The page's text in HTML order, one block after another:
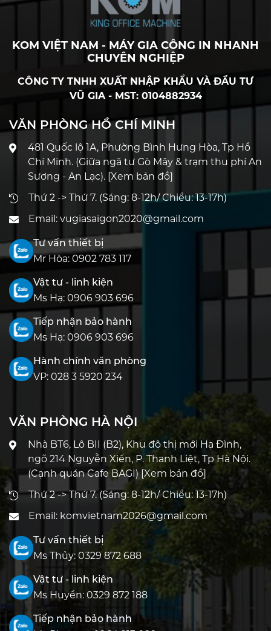
KOM VIỆT NAM - MÁY GIA CÔNG IN NHANH
CHUYÊN NGHIỆP
CÔNG TY TNHH XUẤT NHẬP KHẨU VÀ ĐẦU TƯ
VŨ GIA - MST: 0104882934
VĂN PHÒNG HỒ CHÍ MINH
481 Quốc lộ 1A, Phường Bình Hưng Hòa, Tp Hồ
Chí Minh. (Giữa ngã tư Gò Mây & trạm thu phí An
Sương - An Lạc). [Xem bản đồ]
Thứ 2 -> Thứ 7. (Sáng: 8-12h/ Chiều: 13-17h)
Email: vugiasaigon2020@gmail.com
Tư vấn thiết bị
Mr Hòa: 0902 783 117
Vật tư - linh kiện
Ms Hạ: 0906 903 696
Tiếp nhận bảo hành
Ms Hạ: 0906 903 696
Hành chính văn phòng
VP: 028 3 5920 234
VĂN PHÒNG HÀ NỘI
Nhà BT6, Lô BII (B2), Khu đô thị mới Hạ Đình,
ngõ 214 Nguyễn Xiển, P. Thanh Liệt, Tp Hà Nội.
(Cạnh quán Cafe BAGI)[Xem bản đồ]
Thứ 2 -> Thứ 7. (Sáng: 8-12h/ Chiều: 13-17h)
Email: komvietnam2026@gmail.com
Tư vấn thiết bị
Ms Thủy: 0329 872 688
Vật tư - linh kiện
Ms Huyền: 0329 872 188
Tiếp nhận bảo hành